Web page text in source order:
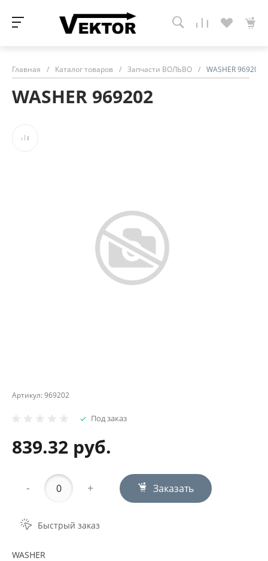
Главная / Каталог товаров / Запчасти ВОЛЬВО / WASHER 969202
WASHER 969202
Артикул:969202
Под заказ
839.32 руб.
- + Заказать
Быстрый заказ
WASHER